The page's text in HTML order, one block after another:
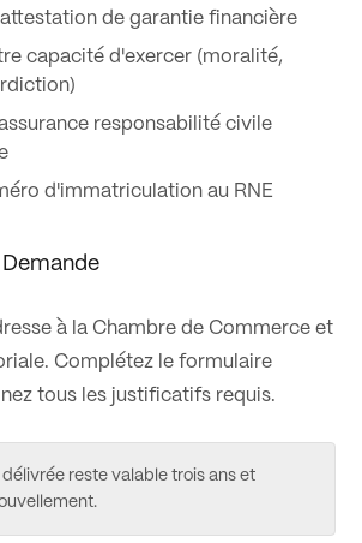
de garantie financière
capacité d'exercer (moralité,
responsabilité civile
d'immatriculation au RNE
à la Chambre de Commerce et
Complétez le formulaire
tous les justificatifs requis.
délivrée reste valable trois ans et